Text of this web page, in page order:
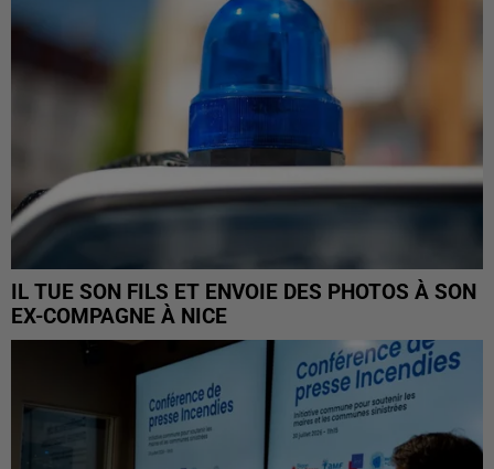
IL TUE SON FILS ET ENVOIE DES PHOTOS À SON
EX-COMPAGNE À NICE